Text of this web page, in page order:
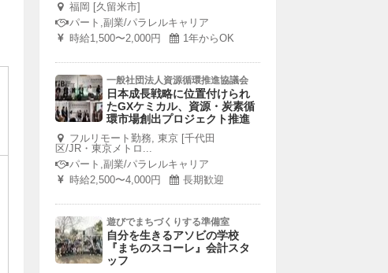
福岡 [久留米市]
パート,副業/パラレルキャリア
時給1,500〜2,000円
1年からOK
一般社団法人資源循環推進協議会
日本成長戦略に位置付けられ
たGXケミカル、資源・炭素循
環市場創出プロジェクト推進
フルリモート勤務, 東京 [千代田
区/JR・東京メトロ...
パート,副業/パラレルキャリア
時給2,500〜4,000円
長期歓迎
遊びでまちづくりする準備室
自分を生きるアソビの学校
『まちのスコーレ』会計スタ
ッフ